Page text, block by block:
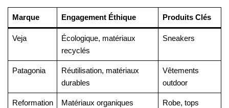
Marque Engagement Éthique Produits Clés
Veja
Écologique, matériaux
recyclés
Sneakers
Patagonia
Réutilisation, matériaux
durables
Vêtements
outdoor
Reformation Matériaux organiques Robe, tops